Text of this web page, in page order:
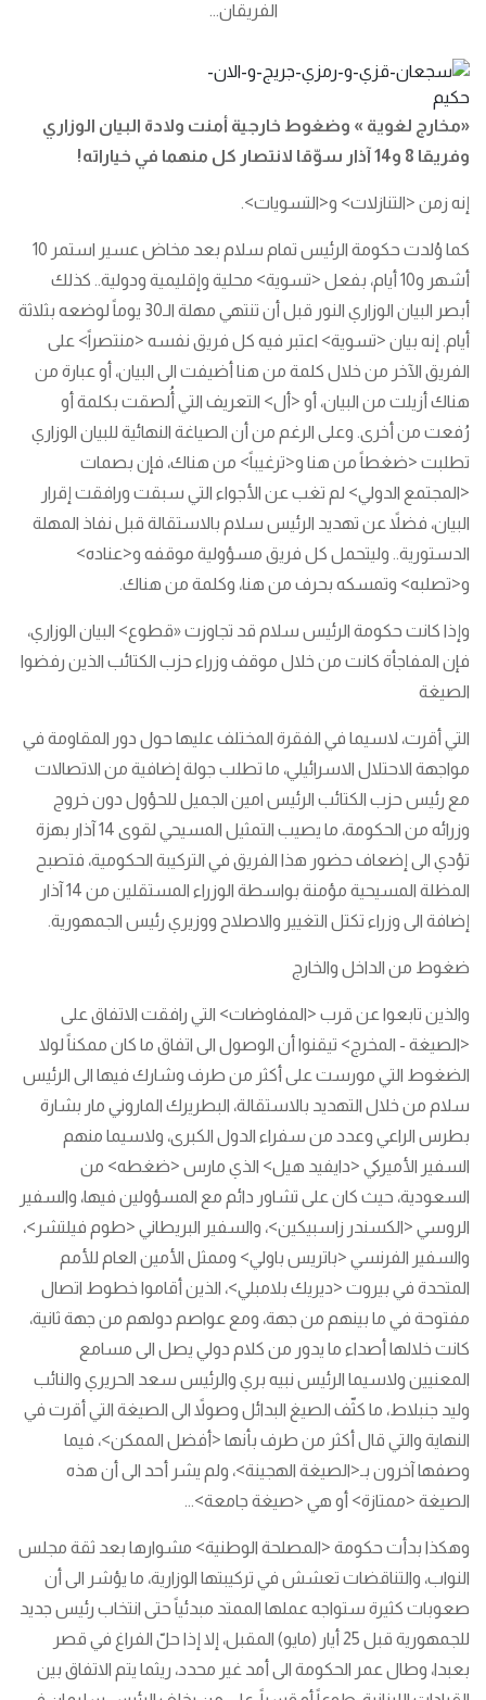
الفريقان...
«مخارج لغوية » وضغوط خارجية أمنت ولادة البيان الوزاري
وفريقا 8 و14 آذار سوّقا لانتصار كل منهما في خياراته!
إنه زمن <التنازلات> و<التسويات>.
كما وُلدت حكومة الرئيس تمام سلام بعد مخاض عسير استمر 10
أشهر و10 أيام، بفعل <تسوية> محلية وإقليمية ودولية.. كذلك
أبصر البيان الوزاري النور قبل أن تنتهي مهلة الـ30 يوماً لوضعه بثلاثة
أيام. إنه بيان <تسوية> اعتبر فيه كل فريق نفسه <منتصراً> على
الفريق الآخر من خلال كلمة من هنا أضيفت الى البيان، أو عبارة من
هناك أزيلت من البيان، أو <أل> التعريف التي أُلصقت بكلمة أو
رُفعت من أخرى. وعلى الرغم من أن الصياغة النهائية للبيان الوزاري
تطلبت <ضغطاً من هنا و<ترغيباً> من هناك، فإن بصمات
<المجتمع الدولي> لم تغب عن الأجواء التي سبقت ورافقت إقرار
البيان، فضلاً عن تهديد الرئيس سلام بالاستقالة قبل نفاذ المهلة
الدستورية.. وليتحمل كل فريق مسؤولية موقفه و<عناده>
و<تصلبه> وتمسكه بحرف من هنا، وكلمة من هناك.
وإذا كانت حكومة الرئيس سلام قد تجاوزت «قطوع> البيان الوزاري،
فإن المفاجأة كانت من خلال موقف وزراء حزب الكتائب الذين رفضوا
الصيغة
التي أقرت، لاسيما في الفقرة المختلف عليها حول دور المقاومة في
مواجهة الاحتلال الاسرائيلي، ما تطلب جولة إضافية من الاتصالات
مع رئيس حزب الكتائب الرئيس امين الجميل للحؤول دون خروج
وزرائه من الحكومة، ما يصيب التمثيل المسيحي لقوى 14 آذار بهزة
تؤدي الى إضعاف حضور هذا الفريق في التركيبة الحكومية، فتصبح
المظلة المسيحية مؤمنة بواسطة الوزراء المستقلين من 14 آذار
إضافة الى وزراء تكتل التغيير والاصلاح ووزيري رئيس الجمهورية.
ضغوط من الداخل والخارج
والذين تابعوا عن قرب <المفاوضات> التي رافقت الاتفاق على
<الصيغة - المخرج> تيقنوا أن الوصول الى اتفاق ما كان ممكناً لولا
الضغوط التي مورست على أكثر من طرف وشارك فيها الى الرئيس
سلام من خلال التهديد بالاستقالة، البطريرك الماروني مار بشارة
بطرس الراعي وعدد من سفراء الدول الكبرى، ولاسيما منهم
السفير الأميركي <دايفيد هيل> الذي مارس <ضغطه> من
السعودية، حيث كان على تشاور دائم مع المسؤولين فيها، والسفير
الروسي <الكسندر زاسبيكين>، والسفير البريطاني <طوم فيلتشر>،
والسفير الفرنسي <باتريس باولي> وممثل الأمين العام للأمم
المتحدة في بيروت <ديريك بلامبلي>، الذين أقاموا خطوط اتصال
مفتوحة في ما بينهم من جهة، ومع عواصم دولهم من جهة ثانية،
كانت خلالها أصداء ما يدور من كلام دولي يصل الى مسامع
المعنيين ولاسيما الرئيس نبيه بري والرئيس سعد الحريري والنائب
وليد جنبلاط، ما كثّف الصيغ البدائل وصولاً الى الصيغة التي أقرت في
النهاية والتي قال أكثر من طرف بأنها <أفضل الممكن>، فيما
وصفها آخرون بـ<الصيغة الهجينة>، ولم يشر أحد الى أن هذه
الصيغة <ممتازة> أو هي <صيغة جامعة>...
وهكذا بدأت حكومة <المصلحة الوطنية> مشوارها بعد ثقة مجلس
النواب، والتناقضات تعشش في تركيبتها الوزارية، ما يؤشر الى أن
صعوبات كثيرة ستواجه عملها الممتد مبدئياً حتى انتخاب رئيس جديد
للجمهورية قبل 25 أيار (مايو) المقبل، إلا إذا حلّ الفراغ في قصر
بعبدا، وطال عمر الحكومة الى أمد غير محدد، ريثما يتم الاتفاق بين